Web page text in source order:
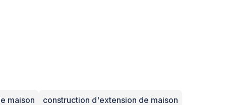
maison
construction d'extension de maison